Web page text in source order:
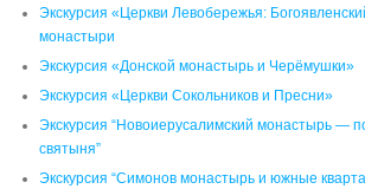
Экскурсия «Церкви Левобережья:
монастыри
Экскурсия «Донской монастырь и Черёмушки»
Экскурсия «Церкви Сокольников и Пресни»
Экскурсия “Новоиерусалимский монастырь —
святыня”
Экскурсия “Симонов монастырь и южные